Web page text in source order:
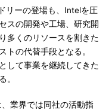
リーの登場も、Intelを圧
スの開発や工場、研究開
多くのリソースを割きた
トの代替手段となる。
して事業を継続してきた
。
業界では同社の活動指